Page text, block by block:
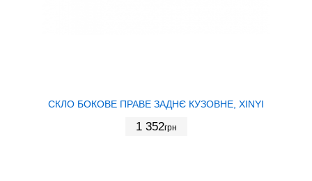
СКЛО БОКОВЕ ПРАВЕ ЗАДНЄ КУЗОВНЕ, XINYI
1 352грн